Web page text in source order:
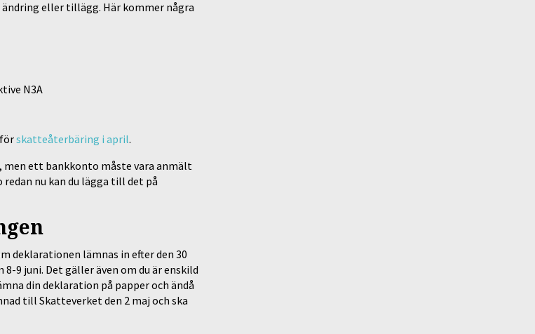
ändring eller tillägg. Här kommer några
N3A
skatteåterbäring i april.
men ett bankkonto måste vara anmält
nu kan du lägga till det på
deklarationen lämnas in efter den 30
9 juni. Det gäller även om du är enskild
din deklaration på papper och ändå
till Skatteverket den 2 maj och ska